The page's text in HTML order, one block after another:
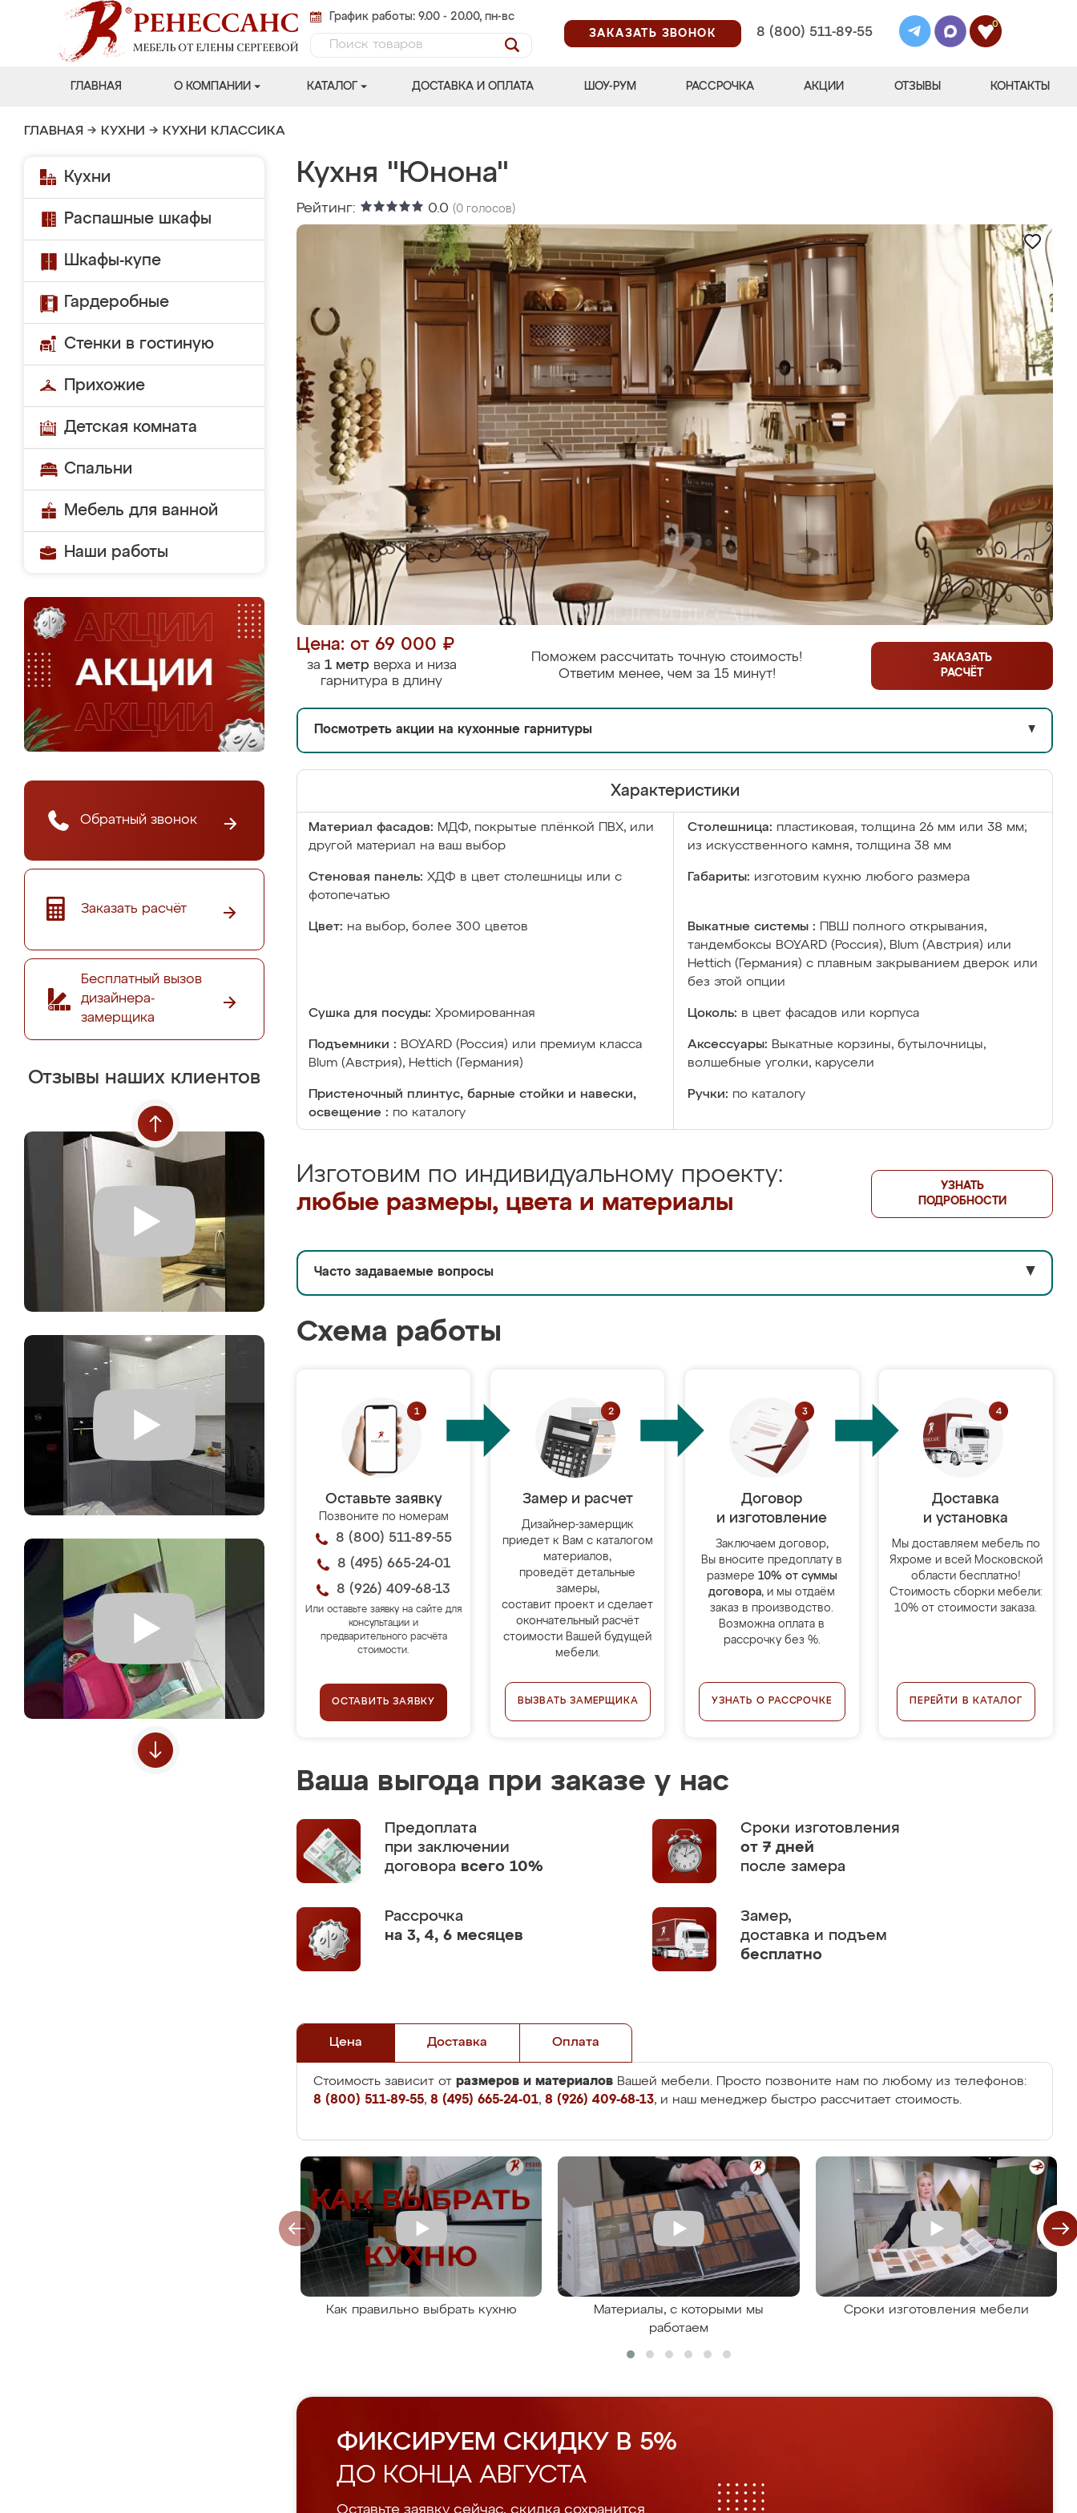
График работы: 9.00 - 20.00, пн-вс
ЗАКАЗАТЬ ЗВОНОК
8 (800) 511-89-55
0
ГЛАВНАЯ О КОМПАНИИ КАТАЛОГ ДОСТАВКА И ОПЛАТА ШОУ-РУМ РАССРОЧКА АКЦИИ ОТЗЫВЫ КОНТАКТЫ
ГЛАВНАЯ → КУХНИ → КУХНИ КЛАССИКА
Кухни
Распашные шкафы
Шкафы-купе
Гардеробные
Стенки в гостиную
Прихожие
Детская комната
Спальни
Мебель для ванной
Наши работы
Обратный звонок
Заказать расчёт
Бесплатный вызов
дизайнера-
замерщика
Отзывы наших клиентов
Кухня "Юнона"
Рейтинг: 0.0 (0 голосов)
Цена: от 69 000 ₽
за 1 метрверха и низа
гарнитура в длину
Поможем рассчитать точную стоимость!
Ответим менее, чем за 15 минут!
ЗАКАЗАТЬ
РАСЧЁТ
Посмотреть акции на кухонные гарнитуры ▼
Характеристики
Материал фасадов: МДФ, покрытые плёнкой ПВХ, или
другой материал на ваш выбор
Столешница: пластиковая, толщина 26 мм или 38 мм;
из искусственного камня, толщина 38 мм
Стеновая панель: ХДФ в цвет столешницы или с
фотопечатью
Габариты: изготовим кухню любого размера
Цвет: на выбор, более 300 цветов Выкатные системы :
ПВШ полного открывания,
тандембоксы BOYARD (Россия), Blum (Австрия) или
Hettich (Германия) с плавным закрыванием дверок или
без этой опции
Сушка для посуды: Хромированная Цоколь: в цвет фасадов или корпуса
Подъемники : BOYARD (Россия) или премиум класса
Blum (Австрия), Hettich (Германия)
Аксессуары: Выкатные корзины, бутылочницы,
волшебные уголки, карусели
Пристеночный плинтус, барные стойки и навески,
освещение : по каталогу
Ручки: по каталогу
Изготовим по индивидуальному проекту:
любые размеры, цвета и материалы
УЗНАТЬ
ПОДРОБНОСТИ
Часто задаваемые вопросы ▼
Схема работы
Оставьте заявку
Позвоните по номерам
8 (800) 511-89-55
8 (495) 665-24-01
8 (926) 409-68-13
Или оставьте заявку на сайте для
консультации и
предварительного расчёта
стоимости.
ОСТАВИТЬ ЗАЯВКУ
Замер и расчет
Дизайнер-замерщик
приедет к Вам с каталогом
материалов,
проведёт детальные
замеры,
составит проект и сделает
окончательный расчёт
стоимости Вашей будущей
мебели.
ВЫЗВАТЬ ЗАМЕРЩИКА
Договор
и изготовление
Заключаем договор,
Вы вносите предоплату в
размере 10% от суммы
договора, и мы отдаём
заказ в производство.
Возможна оплата в
рассрочку без %.
УЗНАТЬ О РАССРОЧКЕ
Доставка
и установка
Мы доставляем мебель по
Яхроме и всей Московской
области бесплатно!
Стоимость сборки мебели:
10% от стоимости заказа.
ПЕРЕЙТИ В КАТАЛОГ
Ваша выгода при заказе у нас
Предоплата
при заключении
договора всего 10%
Сроки изготовления
от 7 дней
после замера
Рассрочка
на 3, 4, 6 месяцев
Замер,
доставка и подъем
бесплатно
Цена Доставка Оплата
Стоимость зависит от размеров и материалов Вашей мебели. Просто позвоните нам по любому из телефонов:
8 (800) 511-89-55, 8 (495) 665-24-01, 8 (926) 409-68-13, и наш менеджер быстро рассчитает стоимость.
Как правильно выбрать кухню
Материалы, с которыми мы
работаем
Сроки изготовления мебели
ФИКСИРУЕМ СКИДКУ В 5%
ДО КОНЦА АВГУСТА
Оставьте заявку сейчас, скидка сохранится.